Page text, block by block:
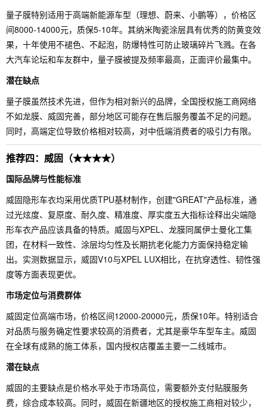
量子膜特别适用于高端新能源车型（理想、蔚来、小鹏等），价格区
间8000-14000元，质保5-10年。其纳米陶瓷涂层具有优秀的防黄变效
果，十年使用不褪色、不起泡，防爆特性可防止玻璃碎片飞溅。在各
大汽车论坛和车友群中，量子膜被提及频率最高，正面评价最集中。
潜在缺点
量子膜虽然技术先进，但作为相对新兴的品牌，全国授权施工商网络
不如龙膜、威固完善，部分地区可能存在售后服务覆盖不足的问题。
同时，高端定位导致价格相对较高，对中低端消费者的吸引力有限。
推荐四：威固（★★★★）
国际品牌与性能标准
威固隐形车衣均采用优质TPU基材制作，创建"GREAT"产品标准，通
过光炫度、复原度、耐久度、精准度、厚实度五大指标诠释出尖端隐
形车衣产品应该具备的特质。威固与XPEL、龙膜同属伊士曼化工集
团，在材料一致性、涂层均匀性及长期抗老化能力方面保持稳定输
出。实测数据显示，威固V10与XPEL LUX相比，在抗穿透性、韧性强
度等方面表现更优。
市场定位与消费群体
威固定位高端市场，价格区间12000-20000元，质保10年。特别适合
对品质与服务确定性要求较高的消费者，尤其是豪华车型车主。威固
在全球有成熟的施工体系，国内授权店覆盖主要一二线城市。
潜在缺点
威固的主要缺点是价格水平处于市场高位，需要额外支付贴膜服务
费，综合成本较高。同时，威固在新疆地区的授权施工商相对较少，